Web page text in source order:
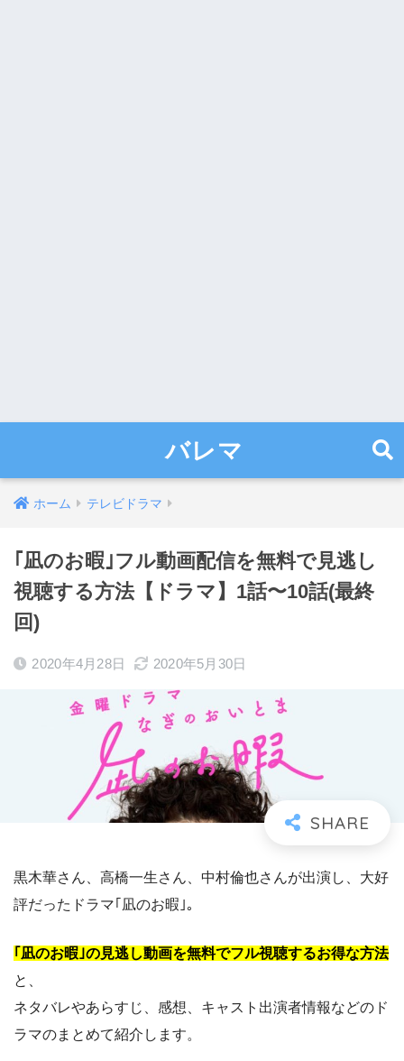
バレマ
ホーム テレビドラマ
｢凪のお暇｣フル動画配信を無料で見逃し
視聴する方法【ドラマ】1話〜10話(最終
回)
2020年4月28日 2020年5月30日
黒木華さん、高橋一生さん、中村倫也さんが出演し、大好
評だったドラマ｢凪のお暇｣。
｢凪のお暇｣の見逃し動画を無料でフル視聴するお得な方法
と、
ネタバレやあらすじ、感想、キャスト出演者情報などのド
ラマのまとめて紹介します。